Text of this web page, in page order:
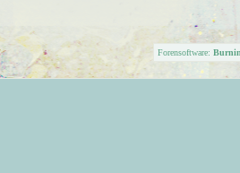
Forensoftware: